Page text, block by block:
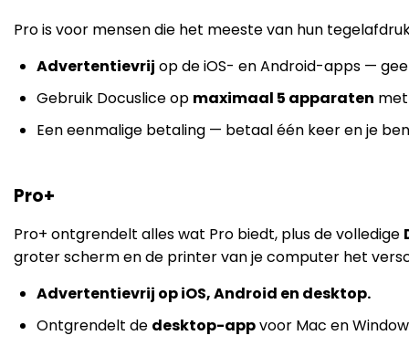
Pro is voor mensen die het meeste van hun
Advertentievrij op de iOS- en Android-apps —
Gebruik Docuslice op maximaal 5 apparaten
Een eenmalige betaling — betaal één keer en je
Pro+
Pro+ ontgrendelt alles wat Pro biedt, plus de volledige
groter scherm en de printer van je computer het
Advertentievrij op iOS, Android en desktop.
Ontgrendelt de desktop-appvoor Mac en